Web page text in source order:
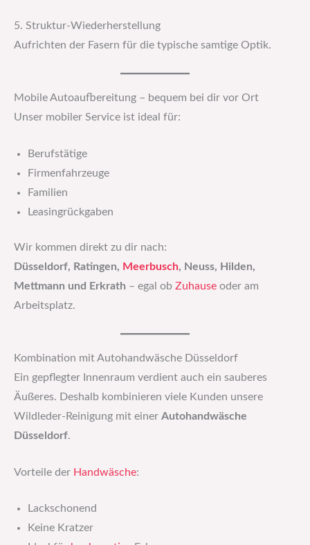
5. Struktur-Wiederherstellung
Aufrichten der Fasern für die typische samtige Optik.
Mobile Autoaufbereitung – bequem bei dir vor Ort
Unser mobiler Service ist ideal für:
Berufstätige
Firmenfahrzeuge
Familien
Leasingrückgaben
Wir kommen direkt zu dir nach:
Düsseldorf, Ratingen, Meerbusch, Neuss, Hilden,
Mettmann und Erkrath – egal ob Zuhause oder am
Arbeitsplatz.
Kombination mit Autohandwäsche Düsseldorf
Ein gepflegter Innenraum verdient auch ein sauberes
Äußeres. Deshalb kombinieren viele Kunden unsere
Wildleder-Reinigung mit einer Autohandwäsche
Düsseldorf.
Vorteile der Handwäsche:
Lackschonend
Keine Kratzer